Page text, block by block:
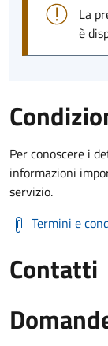
La
è
Per conoscere i
informazioni
servizio.
Termini e
Contatti